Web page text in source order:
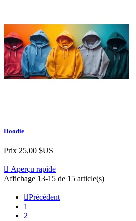
Hoodie
Prix 25,00 $US
 Aperçu rapide
Affichage 13-15 de 15 article(s)
Précédent
1
2